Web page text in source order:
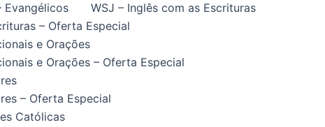
Evangélicos
WSJ – Inglês com as Escrituras
– Oferta Especial
e Orações
e Orações – Oferta Especial
– Oferta Especial
Católicas